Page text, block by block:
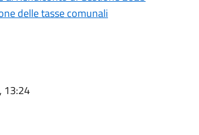
delle tasse comunali
13:24